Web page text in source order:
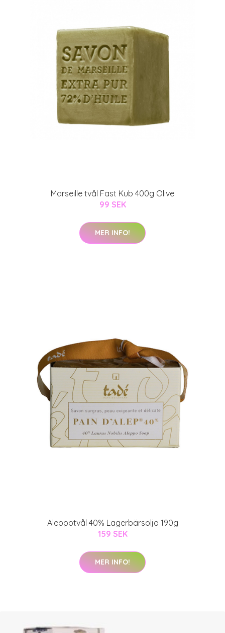
Marseille tvål Fast Kub 400g Olive
99 SEK
MER INFO!
Aleppotvål 40% Lagerbärsolja 190g
159 SEK
MER INFO!